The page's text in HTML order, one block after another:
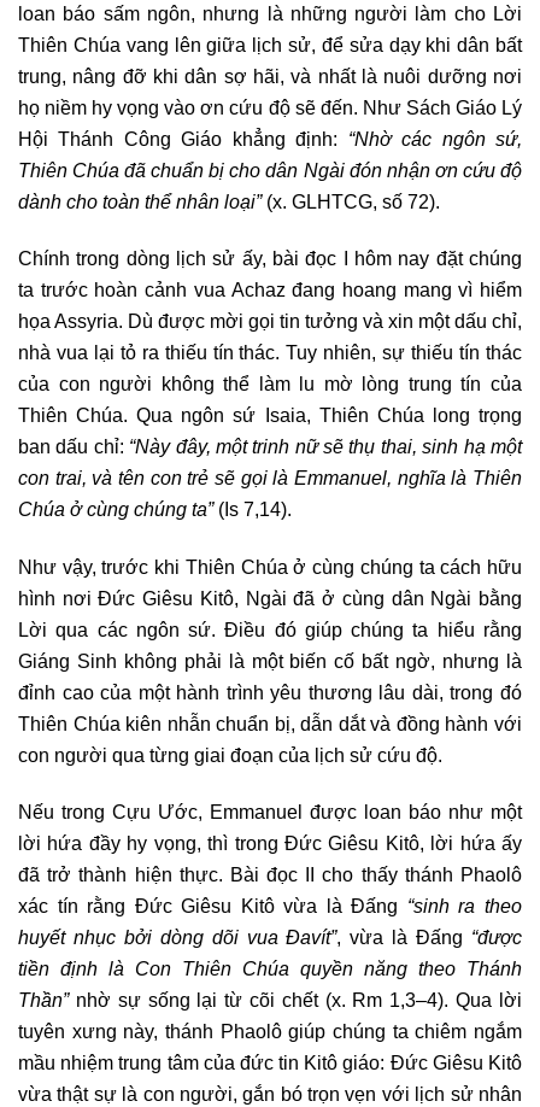
loan báo sấm ngôn, nhưng là những người làm cho Lời
Thiên Chúa vang lên giữa lịch sử, để sửa dạy khi dân bất
trung, nâng đỡ khi dân sợ hãi, và nhất là nuôi dưỡng nơi
họ niềm hy vọng vào ơn cứu độ sẽ đến. Như Sách Giáo Lý
Hội Thánh Công Giáo khẳng định: “Nhờ các ngôn sứ,
Thiên Chúa đã chuẩn bị cho dân Ngài đón nhận ơn cứu độ
dành cho toàn thể nhân loại”(x. GLHTCG, số 72).
Chính trong dòng lịch sử ấy, bài đọc I hôm nay đặt chúng
ta trước hoàn cảnh vua Achaz đang hoang mang vì hiểm
họa Assyria. Dù được mời gọi tin tưởng và xin một dấu chỉ,
nhà vua lại tỏ ra thiếu tín thác. Tuy nhiên, sự thiếu tín thác
của con người không thể làm lu mờ lòng trung tín của
Thiên Chúa. Qua ngôn sứ Isaia, Thiên Chúa long trọng
ban dấu chỉ: “Này đây, một trinh nữ sẽ thụ thai, sinh hạ một
con trai, và tên con trẻ sẽ gọi là Emmanuel, nghĩa là Thiên
Chúa ở cùng chúng ta”(Is 7,14).
Như vậy, trước khi Thiên Chúa ở cùng chúng ta cách hữu
hình nơi Đức Giêsu Kitô, Ngài đã ở cùng dân Ngài bằng
Lời qua các ngôn sứ. Điều đó giúp chúng ta hiểu rằng
Giáng Sinh không phải là một biến cố bất ngờ, nhưng là
đỉnh cao của một hành trình yêu thương lâu dài, trong đó
Thiên Chúa kiên nhẫn chuẩn bị, dẫn dắt và đồng hành với
con người qua từng giai đoạn của lịch sử cứu độ.
Nếu trong Cựu Ước, Emmanuel được loan báo như một
lời hứa đầy hy vọng, thì trong Đức Giêsu Kitô, lời hứa ấy
đã trở thành hiện thực. Bài đọc II cho thấy thánh Phaolô
xác tín rằng Đức Giêsu Kitô vừa là Đấng “sinh ra theo
huyết nhục bởi dòng dõi vua Đavít”, vừa là Đấng “được
tiền định là Con Thiên Chúa quyền năng theo Thánh
Thần”nhờ sự sống lại từ cõi chết (x. Rm 1,3–4). Qua lời
tuyên xưng này, thánh Phaolô giúp chúng ta chiêm ngắm
mầu nhiệm trung tâm của đức tin Kitô giáo: Đức Giêsu Kitô
vừa thật sự là con người, gắn bó trọn vẹn với lịch sử nhân